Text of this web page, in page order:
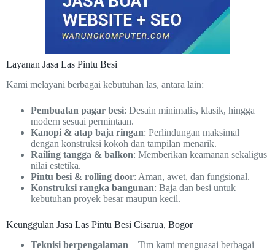
Layanan Jasa Las Pintu Besi
Kami melayani berbagai kebutuhan las, antara lain:
Pembuatan pagar besi: Desain minimalis, klasik, hingga
modern sesuai permintaan.
Kanopi & atap baja ringan: Perlindungan maksimal
dengan konstruksi kokoh dan tampilan menarik.
Railing tangga & balkon: Memberikan keamanan sekaligus
nilai estetika.
Pintu besi & rolling door: Aman, awet, dan fungsional.
Konstruksi rangka bangunan: Baja dan besi untuk
kebutuhan proyek besar maupun kecil.
Keunggulan Jasa Las Pintu Besi Cisarua, Bogor
Teknisi berpengalaman – Tim kami menguasai berbagai